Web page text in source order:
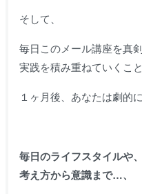
そして、
毎日このメール講座を真剣
実践を積み重ねていくこと
１ヶ月後、あなたは劇的
毎日のライフスタイルや
考え方から意識まで…、